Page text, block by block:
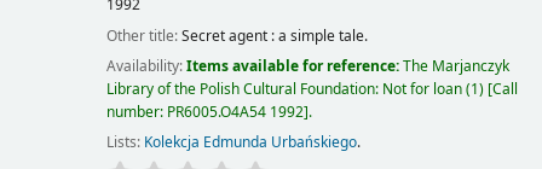
1992
Other title:Secret agent : a simple tale.
Availability:Items available for reference:The Marjanczyk
Library of the Polish Cultural Foundation: Not for loan(1) Call
number: PR6005.O4A54 1992 .
Lists: Kolekcja Edmunda Urbańskiego.